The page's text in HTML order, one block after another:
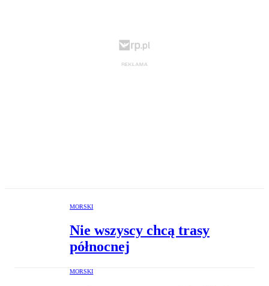
MORSKI
Nie wszyscy chcą trasy
północnej
MORSKI